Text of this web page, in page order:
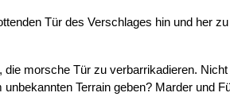
Tür des Verschlages hin und her
morsche Tür zu verbarrikadieren.
Terrain geben? Marder und